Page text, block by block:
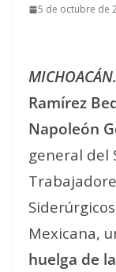
5 de octubre de
MICHOACÁN.
Ramírez
Napoleón
general del
Mexicana,
huelga de